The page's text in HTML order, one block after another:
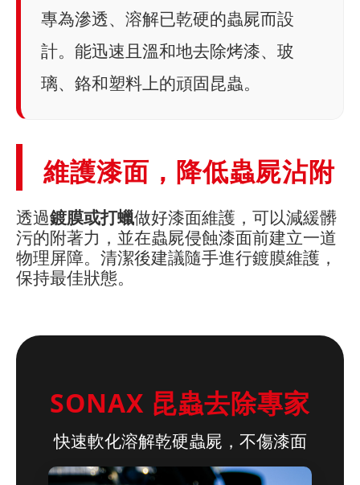
專為滲透、溶解已乾硬的蟲屍而設
計。能迅速且溫和地去除烤漆、玻
璃、鉻和塑料上的頑固昆蟲。
維護漆面，降低蟲屍沾附
透過鍍膜或打蠟做好漆面維護，可以減緩髒
污的附著力，並在蟲屍侵蝕漆面前建立一道
物理屏障。清潔後建議隨手進行鍍膜維護，
保持最佳狀態。
SONAX 昆蟲去除專家
快速軟化溶解乾硬蟲屍，不傷漆面